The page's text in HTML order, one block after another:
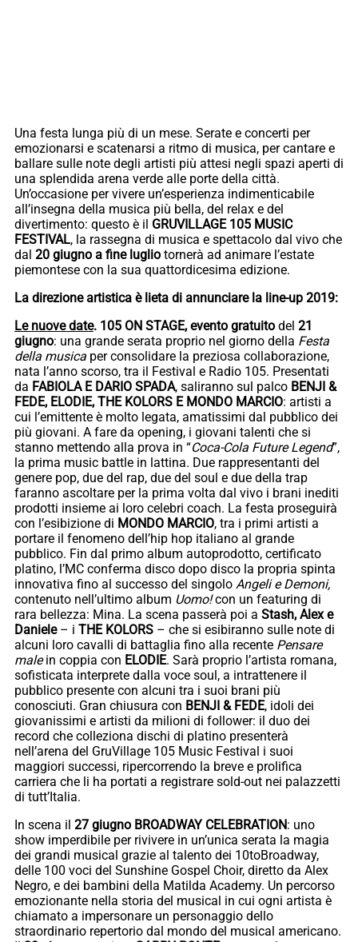
Una festa lunga più di un mese. Serate e concerti per
emozionarsi e scatenarsi a ritmo di musica, per cantare e
ballare sulle note degli artisti più attesi negli spazi aperti di
una splendida arena verde alle porte della città.
Un’occasione per vivere un’esperienza indimenticabile
all’insegna della musica più bella, del relax e del
divertimento: questo è il GRUVILLAGE 105 MUSIC
FESTIVAL, la rassegna di musica e spettacolo dal vivo che
dal 20 giugno a fine luglio tornerà ad animare l’estate
piemontese con la sua quattordicesima edizione.
La direzione artistica è lieta di annunciare la line-up 2019:
Le nuove date. 105 ON STAGE, evento gratuito del 21
giugno: una grande serata proprio nel giorno della Festa
della musica per consolidare la preziosa collaborazione,
nata l’anno scorso, tra il Festival e Radio 105. Presentati
da FABIOLA E DARIO SPADA, saliranno sul palco BENJI &
FEDE, ELODIE, THE KOLORS E MONDO MARCIO: artisti a
cui l’emittente è molto legata, amatissimi dal pubblico dei
più giovani. A fare da opening, i giovani talenti che si
stanno mettendo alla prova in “Coca-Cola Future Legend”,
la prima music battle in lattina. Due rappresentanti del
genere pop, due del rap, due del soul e due della trap
faranno ascoltare per la prima volta dal vivo i brani inediti
prodotti insieme ai loro celebri coach. La festa proseguirà
con l’esibizione di MONDO MARCIO, tra i primi artisti a
portare il fenomeno dell’hip hop italiano al grande
pubblico. Fin dal primo album autoprodotto, certificato
platino, l’MC conferma disco dopo disco la propria spinta
innovativa fino al successo del singolo Angeli e Demoni,
contenuto nell’ultimo album Uomo!con un featuring di
rara bellezza: Mina. La scena passerà poi a Stash, Alex e
Daniele– i THE KOLORS – che si esibiranno sulle note di
alcuni loro cavalli di battaglia fino alla recente Pensare
malein coppia con ELODIE. Sarà proprio l’artista romana,
sofisticata interprete dalla voce soul, a intrattenere il
pubblico presente con alcuni tra i suoi brani più
conosciuti. Gran chiusura con BENJI & FEDE, idoli dei
giovanissimi e artisti da milioni di follower: il duo dei
record che colleziona dischi di platino presenterà
nell’arena del GruVillage 105 Music Festival i suoi
maggiori successi, ripercorrendo la breve e prolifica
carriera che li ha portati a registrare sold-out nei palazzetti
di tutt’Italia.
In scena il 27 giugno BROADWAY CELEBRATION: uno
show imperdibile per rivivere in un’unica serata la magia
dei grandi musical grazie al talento dei 10toBroadway,
delle 100 voci del Sunshine Gospel Choir, diretto da Alex
Negro, e dei bambini della Matilda Academy. Un percorso
emozionante nella storia del musical in cui ogni artista è
chiamato a impersonare un personaggio dello
straordinario repertorio dal mondo del musical americano.